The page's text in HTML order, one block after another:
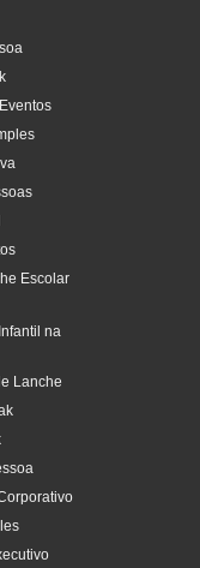
Escolar
na
Lanche